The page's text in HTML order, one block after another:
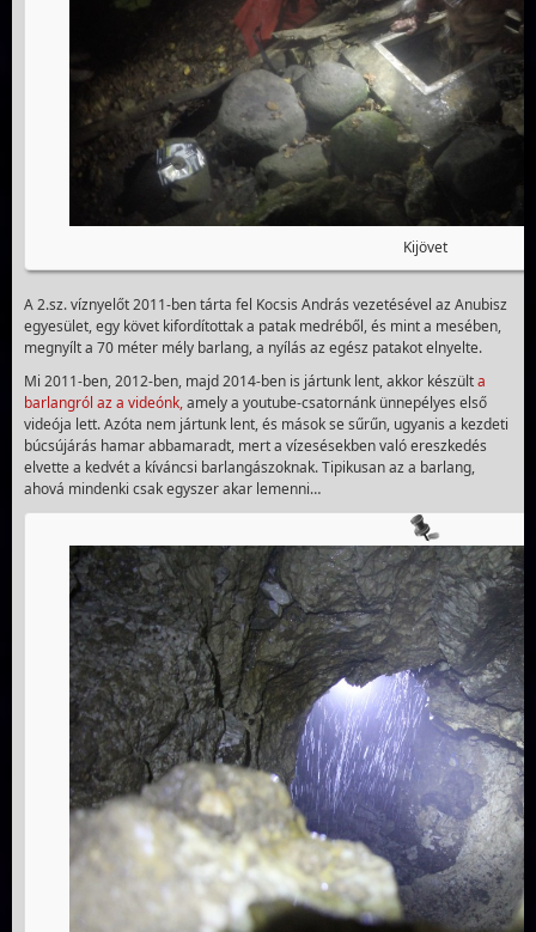
Kijövet
A 2.sz. víznyelőt 2011-ben tárta fel Kocsis András vezetésével az Anubisz
egyesület, egy követ kifordítottak a patak medréből, és mint a mesében,
megnyílt a 70 méter mély barlang, a nyílás az egész patakot elnyelte.
Mi 2011-ben, 2012-ben, majd 2014-ben is jártunk lent, akkor készülta
barlangról az a videónk,amely a youtube-csatornánk ünnepélyes első
videója lett. Azóta nem jártunk lent, és mások se sűrűn, ugyanis a kezdeti
búcsújárás hamar abbamaradt, mert a vízesésekben való ereszkedés
elvette a kedvét a kíváncsi barlangászoknak. Tipikusan az a barlang,
ahová mindenki csak egyszer akar lemenni…